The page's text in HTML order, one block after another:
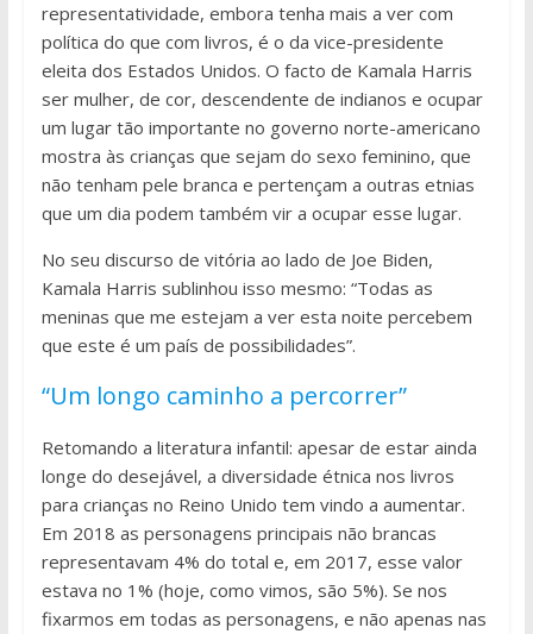
representatividade, embora tenha mais a ver com
política do que com livros, é o da vice-presidente
eleita dos Estados Unidos. O facto de Kamala Harris
ser mulher, de cor, descendente de indianos e ocupar
um lugar tão importante no governo norte-americano
mostra às crianças que sejam do sexo feminino, que
não tenham pele branca e pertençam a outras etnias
que um dia podem também vir a ocupar esse lugar.
No seu discurso de vitória ao lado de Joe Biden,
Kamala Harris sublinhou isso mesmo: “Todas as
meninas que me estejam a ver esta noite percebem
que este é um país de possibilidades”.
“Um longo caminho a percorrer”
Retomando a literatura infantil: apesar de estar ainda
longe do desejável, a diversidade étnica nos livros
para crianças no Reino Unido tem vindo a aumentar.
Em 2018 as personagens principais não brancas
representavam 4% do total e, em 2017, esse valor
estava no 1% (hoje, como vimos, são 5%). Se nos
fixarmos em todas as personagens, e não apenas nas